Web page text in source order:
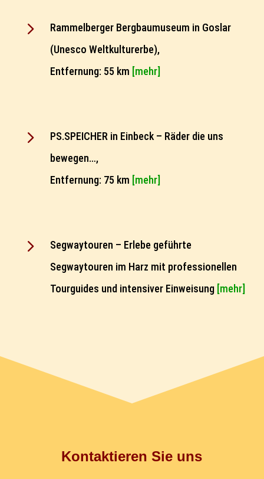
5
Rammelberger Bergbaumuseum in Goslar
(Unesco Weltkulturerbe),
Entfernung: 55 km [mehr]
5
PS.SPEICHER in Einbeck – Räder die uns
bewegen…,
Entfernung: 75 km [mehr]
5
Segwaytouren – Erlebe geführte
Segwaytouren im Harz mit professionellen
Tourguides und intensiver Einweisung [mehr]
Kontaktieren Sie uns